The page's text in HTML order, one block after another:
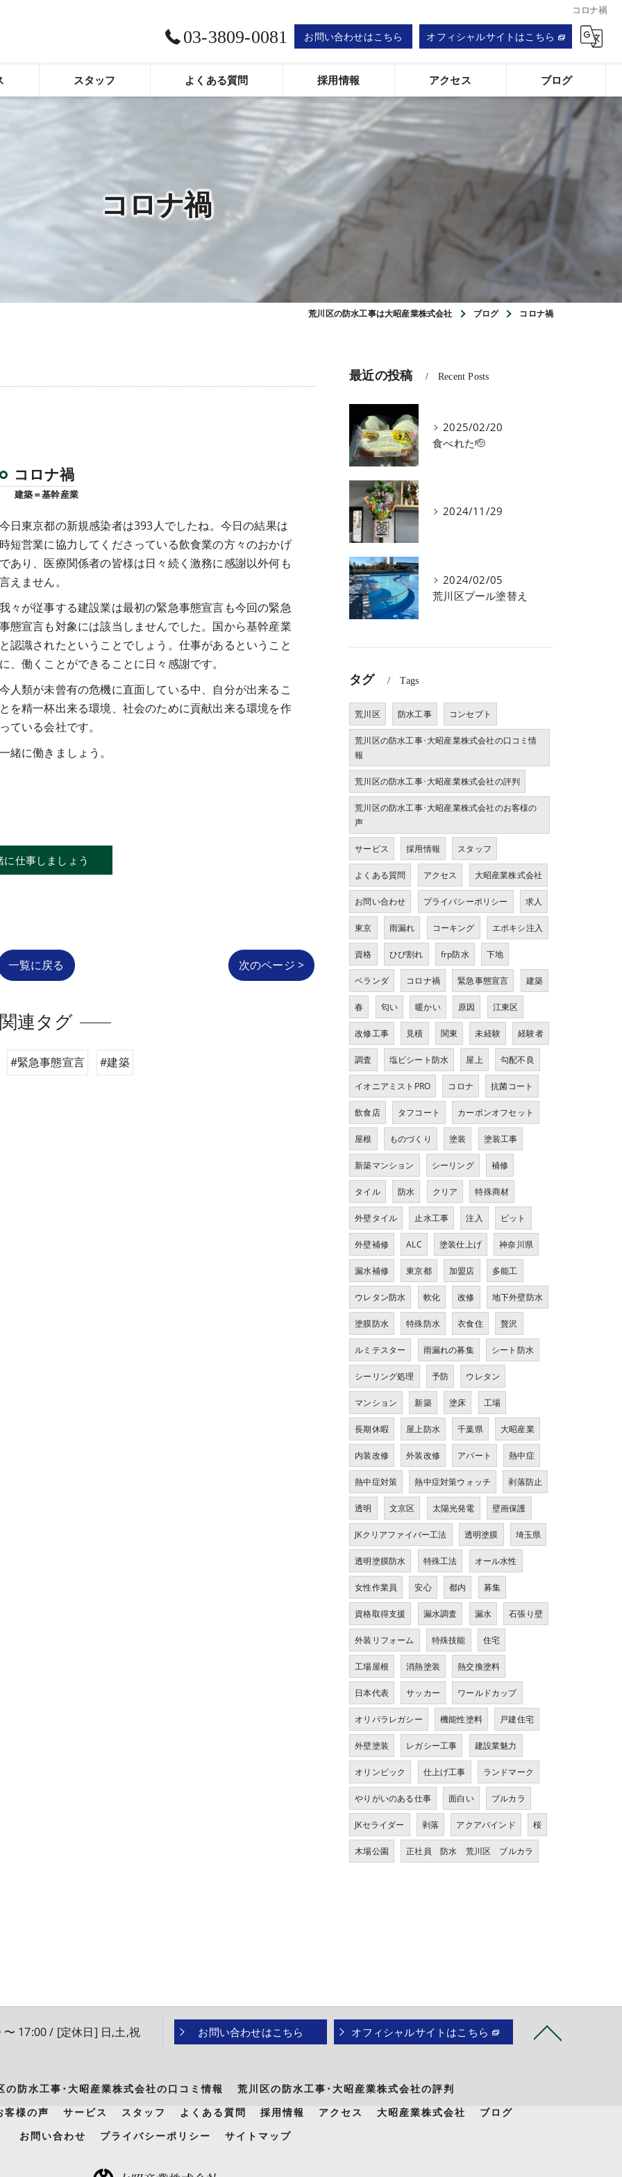
コロナ禍
03-3809-0081 お問い合わせはこちら オフィシャルサイトはこちら
スタッフ よくある質問 採用情報 アクセス
大昭産業株式会社
ブログ
コロナ禍
荒川区の防水工事は大昭産業株式会社 ブログ コロナ禍
コロナ禍
建築＝基幹産業
日東京都の新規感染者は393人でしたね。今日の結果は
短営業に協力してくださっている飲食業の方々のおかげ
あり、医療関係者の皆様は日々続く激務に感謝以外何も
えません。
々が従事する建設業は最初の緊急事態宣言も今回の緊急
態宣言も対象には該当しませんでした。国から基幹産業
認識されたということでしょう。仕事があるということ
、働くことができることに日々感謝です。
人類が未曾有の危機に直面している中、自分が出来るこ
を精一杯出来る環境、社会のために貢献出来る環境を作
ている会社です。
緒に働きましょう。
に仕事しましょう
一覧に戻る 次のページ >
連タグ
#緊急事態宣言 #建築
最近の投稿 Recent Posts
2025/02/20
食べれた🫡
2024/11/29
2024/02/05
荒川区プール塗替え
タグ Tags
荒川区 防水工事 コンセプト
荒川区の防水工事･大昭産業株式会社の口コミ情
報
荒川区の防水工事･大昭産業株式会社の評判
荒川区の防水工事･大昭産業株式会社のお客様の
声
サービス 採用情報 スタッフ
よくある質問 アクセス 大昭産業株式会社
お問い合わせ プライバシーポリシー 求人
東京 雨漏れ コーキング エポキシ注入
資格 ひび割れ frp防水 下地
ベランダ コロナ禍 緊急事態宣言 建築
春 匂い 暖かい 原因 江東区
改修工事 見積 関東 未経験 経験者
調査 塩ビシート防水 屋上 勾配不良
イオニアミストPRO コロナ 抗菌コート
飲食店 タフコート カーボンオフセット
屋根 ものづくり 塗装 塗装工事
新築マンション シーリング 補修
タイル 防水 クリア 特殊商材
外壁タイル 止水工事 注入 ピット
外壁補修 ALC 塗装仕上げ 神奈川県
漏水補修 東京都 加盟店 多能工
ウレタン防水 軟化 改修 地下外壁防水
塗膜防水 特殊防水 衣食住 贅沢
ルミテスター 雨漏れの募集 シート防水
シーリング処理 予防 ウレタン
マンション 新築 塗床 工場
長期休暇 屋上防水 千葉県 大昭産業
内装改修 外装改修 アパート 熱中症
熱中症対策 熱中症対策ウォッチ 剥落防止
透明 文京区 太陽光発電 壁画保護
JKクリアファイバー工法 透明塗膜 埼玉県
透明塗膜防水 特殊工法 オール水性
女性作業員 安心 都内 募集
資格取得支援 漏水調査 漏水 石張り壁
外装リフォーム 特殊技能 住宅
工場屋根 消熱塗装 熱交換塗料
日本代表 サッカー ワールドカップ
オリパラレガシー 機能性塗料 戸建住宅
外壁塗装 レガシー工事 建設業魅力
オリンピック 仕上げ工事 ランドマーク
やりがいのある仕事 面白い ブルカラ
JKセライダー 剥落 アクアバインド 桜
木場公園 正社員 防水 荒川区 ブルカラ
17:00 / [定休日] 日,土,祝 お問い合わせはこちら オフィシャルサイトはこちら
の防水工事･大昭産業株式会社の口コミ情報
荒川区の防水工事･大昭産業株式会社の評判
客様の声
サービス スタッフ よくある質問 採用情報 アクセス 大昭産業株式会社
ブログ
お問い合わせ
プライバシーポリシー サイトマップ